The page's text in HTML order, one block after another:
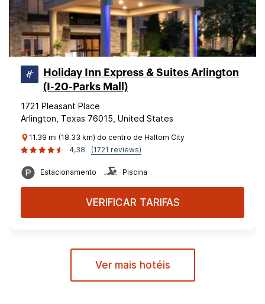
Holiday Inn Express & Suites Arlington
(I-20-Parks Mall)
1721 Pleasant Place
Arlington, Texas 76015, United States
11.39 mi (18.33 km) do centro de Haltom City
4,38
(1721 reviews)
Estacionamento Piscina
VERIFICAR TARIFAS
Ver mais hotéis